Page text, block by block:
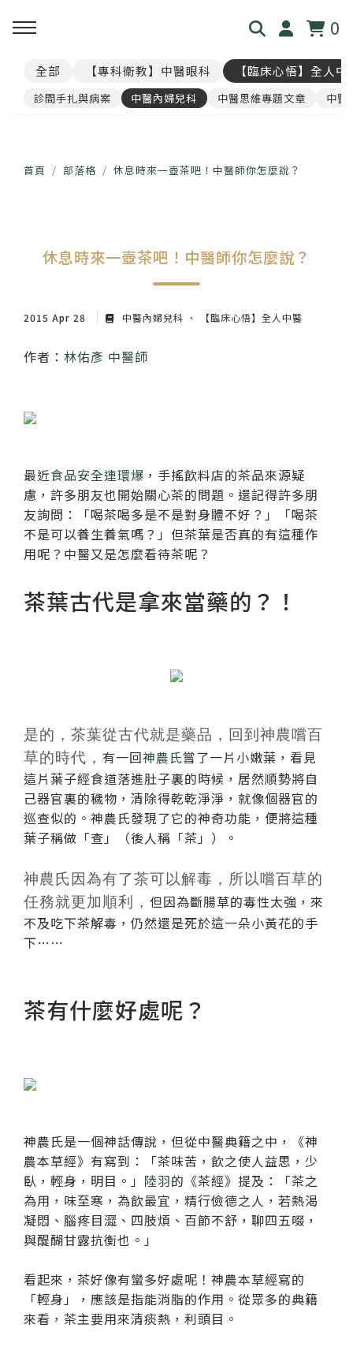
0
回主選單
我是林佑彥
足跡與聲音
回主選單
👁️ 共感・視覺模擬館
📊 天地人．養生儀表板
🛤️ 覺察．醫道沙盤
回主選單
🧘 光流導引．雲端禪房
🎴 指引・身心籤詩
回主選單
看見現象．衛教文章
💊 透視用藥．中西藥典
醫案經驗．臨床心法
紙本陪伴．眼癒力
聆聽共鳴．講座紀實
回主選單
尋找祥峻
全部 【專科衛教】中醫眼科 【臨床心悟】全人中
診間手扎與病案 中醫內婦兒科 中醫思維專題文章 中醫
首頁 部落格 休息時來一壺茶吧！中醫師你怎麼說？
休息時來一壺茶吧！中醫師你怎麼說？
2015 Apr 28 中醫內婦兒科 【臨床心悟】全人中醫
作者： 林佑彥 中醫師
最近食品安全連環爆 ，手搖飲料店的茶品來源疑
慮，許多朋友也開始關心茶的問題。還記得許多朋
友詢問：「喝茶喝多是不是對身體不好？」「喝茶
不是可以養生養氣嗎？」但茶葉是否真的有這種作
用呢？中醫又是怎麼看待茶呢？
茶葉古代是拿來當藥的？！
是的，茶葉從古代就是藥品，回到神農嚐百
草的時代， 有一回神農氏嘗了一片小嫩葉，看見
這片葉子經食道落進肚子裏的時候，居然順勢將自
己器官裏的穢物，清除得乾乾淨淨，就像個器官的
巡查似的。神農氏發現了它的神奇功能，便將這種
葉子稱做「查」（後人稱「茶」）。
神農氏因為有了茶可以解毒，所以嚐百草的
任務就更加順利， 但因為斷腸草的毒性太強，來
不及吃下茶解毒，仍然還是死於這一朵小黃花的手
下……
茶有什麼好處呢？
神農氏是一個神話傳說，但從中醫典籍之中，《神
農本草經》有寫到：「茶味苦，飲之使人益思，少
臥，輕身，明目。」 陸羽的《茶經》提及：「茶之
為用，味至寒，為飲最宜，精行儉德之人，若熱渴
凝悶、腦疼目澀、四肢煩、百節不舒，聊四五啜，
與醍醐甘露抗衡也。」
看起來，茶好像有蠻多好處呢！神農本草經寫的
「輕身」，應該是指能消脂的作用。從眾多的典籍
來看，茶主要用來清痰熱，利頭目。